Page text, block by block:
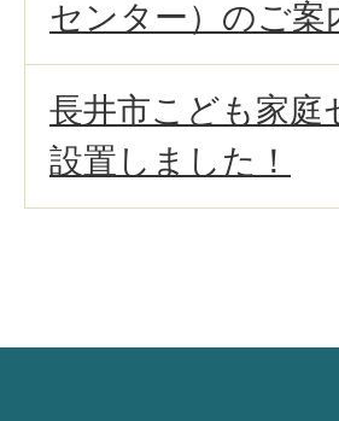
センター）のご案
長井市こども家庭
設置しました！